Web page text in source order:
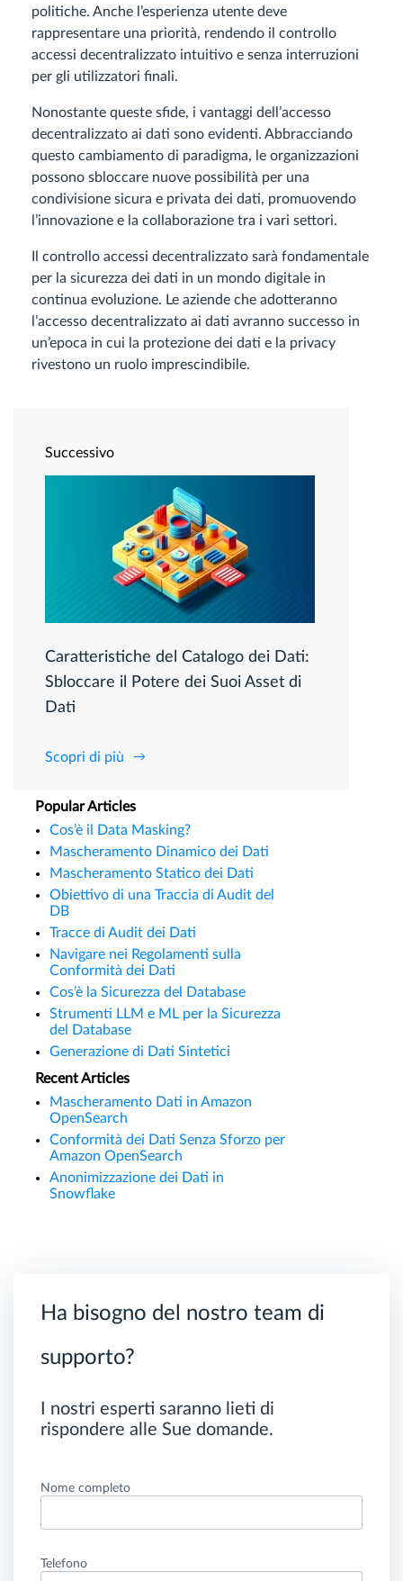
politiche. Anche l’esperienza utente deve
rappresentare una priorità, rendendo il controllo
accessi decentralizzato intuitivo e senza interruzioni
per gli utilizzatori finali.
Nonostante queste sfide, i vantaggi dell’accesso
decentralizzato ai dati sono evidenti. Abbracciando
questo cambiamento di paradigma, le organizzazioni
possono sbloccare nuove possibilità per una
condivisione sicura e privata dei dati, promuovendo
l’innovazione e la collaborazione tra i vari settori.
Il controllo accessi decentralizzato sarà fondamentale
per la sicurezza dei dati in un mondo digitale in
continua evoluzione. Le aziende che adotteranno
l’accesso decentralizzato ai dati avranno successo in
un’epoca in cui la protezione dei dati e la privacy
rivestono un ruolo imprescindibile.
Successivo
Caratteristiche del Catalogo dei Dati:
Sbloccare il Potere dei Suoi Asset di
Dati
Scopri di più
Popular Articles
Cos’è il Data Masking?
Mascheramento Dinamico dei Dati
Mascheramento Statico dei Dati
Obiettivo di una Traccia di Audit del
DB
Tracce di Audit dei Dati
Navigare nei Regolamenti sulla
Conformità dei Dati
Cos’è la Sicurezza del Database
Strumenti LLM e ML per la Sicurezza
del Database
Generazione di Dati Sintetici
Recent Articles
Mascheramento Dati in Amazon
OpenSearch
Conformità dei Dati Senza Sforzo per
Amazon OpenSearch
Anonimizzazione dei Dati in
Snowflake
Ha bisogno del nostro team di
supporto?
I nostri esperti saranno lieti di
rispondere alle Sue domande.
Nome completo
Telefono